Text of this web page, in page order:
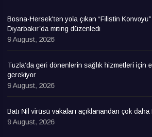
Bosna-Hersek’ten yola çıkan “Filistin
Diyarbakır’da miting düzenledi
9 August, 2026
Tuzla’da geri dönenlerin sağlık hizmetleri için
gerekiyor
9 August, 2026
Batı Nil virüsü vakaları açıklanandan çok
9 August, 2026